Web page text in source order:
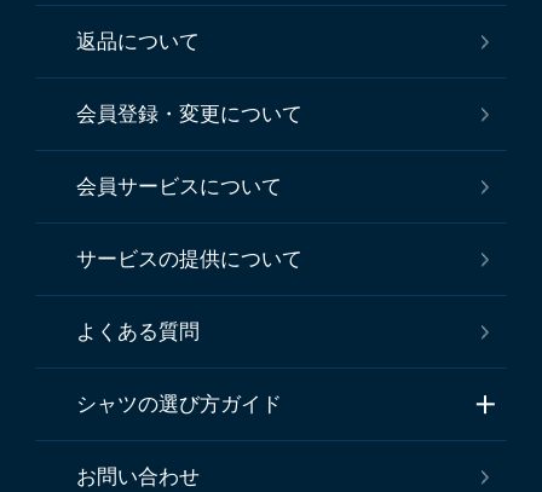
返品について
会員登録・変更について
会員サービスについて
サービスの提供について
よくある質問
シャツの選び方ガイド
お問い合わせ